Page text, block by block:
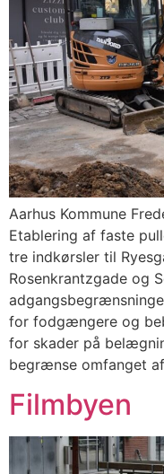
Aarhus Kommune
Etablering af faste
tre indkørsler til
Rosenkrantzgade og
for fodgængere og
for skader på
begrænse omfanget
Filmbyen